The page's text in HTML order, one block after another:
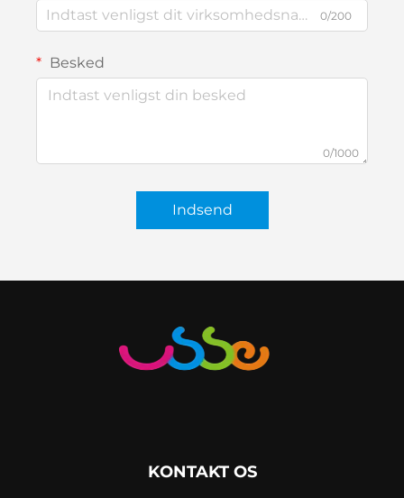
0/200
Besked
0/1000
Indsend
KONTAKT OS